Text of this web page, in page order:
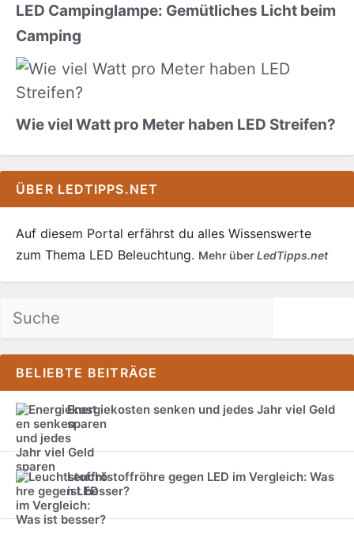
LED Campinglampe: Gemütliches Licht beim
Camping
Wie viel Watt pro Meter haben LED Streifen?
ÜBER LEDTIPPS.NET
Auf diesem Portal erfährst du alles Wissenswerte
zum Thema LED Beleuchtung. Mehr überLedTipps.net
Suchen
BELIEBTE BEITRÄGE
Energiekosten senken und jedes Jahr viel Geld
sparen
Leuchtstoffröhre gegen LED im Vergleich: Was
ist besser?